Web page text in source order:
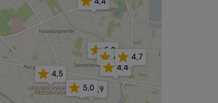
4,5
5,0
4,6
4,4
4,7
4,9
5,0